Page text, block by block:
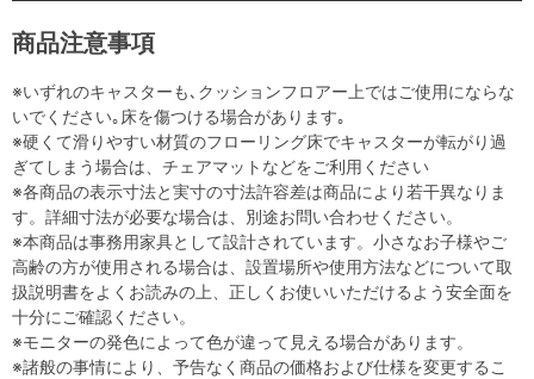
商品注意事項
※いずれのキャスターも､クッションフロアー上ではご使用にならな
いでください｡床を傷つける場合があります｡
※硬くて滑りやすい材質のフローリング床でキャスターが転がり過
ぎてしまう場合は、チェアマットなどをご利用ください
※各商品の表示寸法と実寸の寸法許容差は商品により若干異なりま
す。詳細寸法が必要な場合は、別途お問い合わせください。
※本商品は事務用家具として設計されています。小さなお子様やご
高齢の方が使用される場合は、設置場所や使用方法などについて取
扱説明書をよくお読みの上、正しくお使いいただけるよう安全面を
十分にご確認ください。
※モニターの発色によって色が違って見える場合があります。
※諸般の事情により、予告なく商品の価格および仕様を変更するこ